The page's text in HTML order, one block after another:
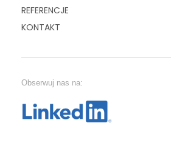
REFERENCJE
KONTAKT
Obserwuj nas na: